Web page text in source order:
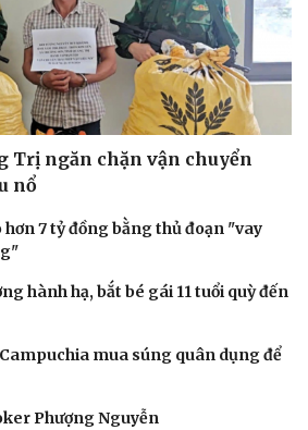
Trị ngăn chặn vận chuyển
nổ
hơn 7 tỷ đồng bằng thủ đoạn "vay
hành hạ, bắt bé gái 11 tuổi quỳ đến
mua súng quân dụng để
Phượng Nguyễn